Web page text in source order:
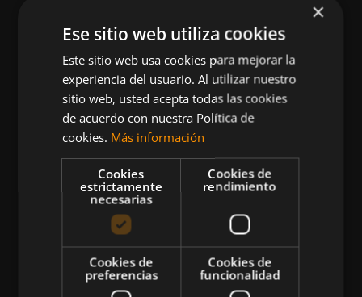
Queremos mantenerte al día en temas de
deportes, fitness, nutrición, salud, recetas
saludables y tecnología aplicada al deporte y la
vida sana.
CATEGORÍAS
Atletismo
×
Ese sitio web utiliza cookies
Este sitio web usa cookies para mejorar la
experiencia del usuario. Al utilizar nuestro
sitio web, usted acepta todas las cookies
de acuerdo con nuestra Política de
cookies. Más información
Cookies
estrictamente
necesarias
Cookies de
rendimiento
Cookies de
preferencias
Cookies de
funcionalidad